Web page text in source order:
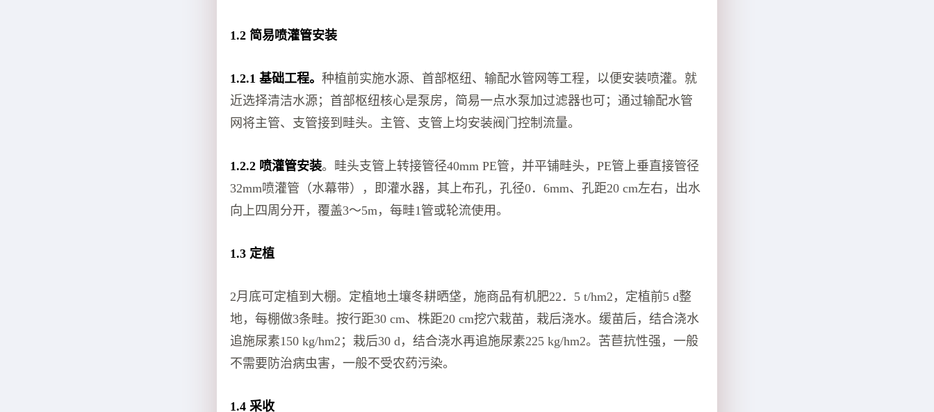
1.2 简易喷灌管安装
1.2.1 基础工程。种植前实施水源、首部枢纽、输配水管网等工程，以便安装喷灌。就
近选择清洁水源；首部枢纽核心是泵房，简易一点水泵加过滤器也可；通过输配水管
网将主管、支管接到畦头。主管、支管上均安装阀门控制流量。
1.2.2 喷灌管安装。畦头支管上转接管径40mm PE管，并平铺畦头，PE管上垂直接管径
32mm喷灌管（水幕带），即灌水器，其上布孔，孔径0．6mm、孔距20 cm左右，出水
向上四周分开，覆盖3～5m，每畦1管或轮流使用。
1.3 定植
2月底可定植到大棚。定植地土壤冬耕晒垡，施商品有机肥22．5 t/hm2，定植前5 d整
地，每棚做3条畦。按行距30 cm、株距20 cm挖穴栽苗，栽后浇水。缓苗后，结合浇水
追施尿素150 kg/hm2；栽后30 d，结合浇水再追施尿素225 kg/hm2。苦苣抗性强，一般
不需要防治病虫害，一般不受农药污染。
1.4 采收